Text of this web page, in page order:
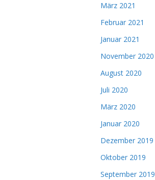
März 2021
Februar 2021
Januar 2021
November 2020
August 2020
Juli 2020
März 2020
Januar 2020
Dezember 2019
Oktober 2019
September 2019